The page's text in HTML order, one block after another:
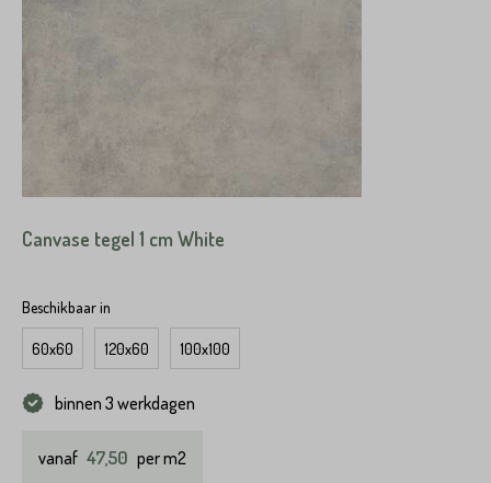
Canvase tegel 1 cm White
Beschikbaar in
60x60 120x60 100x100
binnen 3 werkdagen
vanaf 47,50 per m2